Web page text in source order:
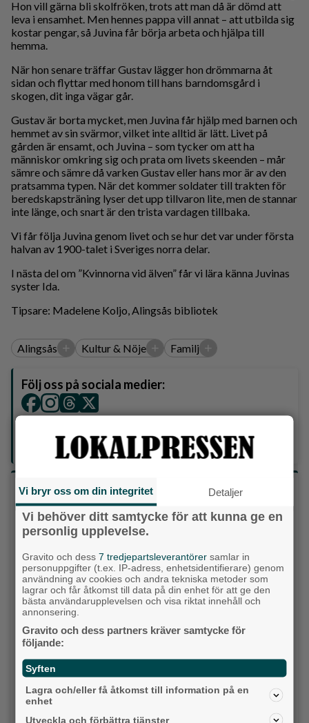
Hon vill gärna bli skolfröken, trots att man då är dömd att
leva i ensamhet. Men hennes pappa vill annat – att utbilda sig
kostar pengar, så Juvina får börja arbeta och hjälpa till
hemma.
När hon senare träffar Gustav lägger hon drömmarna åt
sidan och flyttar med honom till hans barndomsgård i
skogen, dit inga vägar går.
Gustav är borta mycket, men Juvina får hjälp med barnen och
hemmet av sin svärmor, vilket inte alltid är lätt. Livet på
gården är ensamt, och Juvina – som tycker om att ha
människor omkring sig och prata om livets skeenden – mår
sämre och sämre då varken Gustav eller hans mor är av den
pratsamma typen. När det kommer soldater till trakten för
beredskapsträning lyser det upp tillvaron lite, men de stannar
inte länge, och snart är den trista vardagen tillbaka.
Vi får följa Juvina genom livet och se hur det var under första
halvan av 1900-talet i Sveriges norra delar.
I nästa del om ”Kvinnorna vid älven” får vi lära känna Juvinas
syster Ida.
Tipsare: Madelene Koljo, Alingsås bibliotek
Alingsås + Kultur & Nöje + Familj +
Följ oss på sociala medier:
GRATIS!
Lokalpressen, på webben, i brevlådan och sociala medier.
Vilket parti skulle du rösta på om det var val
idag?
Moderaterna
Vänsterpartiet
Sverigedemokraterna
Miljöpartiet
Kristdemokraterna
Centerpartiet
Vi bryr oss om din integritet Detaljer
Vi behöver ditt samtycke för att kunna ge en
personlig upplevelse.
Gravito och dess7 tredjepartsleverantörer samlar in
personuppgifter (t.ex. IP-adress, enhetsidentifierare) genom
användning av cookies och andra tekniska metoder som
lagrar och får åtkomst till data på din enhet för att ge den
bästa användarupplevelsen och visa riktat innehåll och
annonsering.
Gravito och dess partners kräver samtycke för
följande:
Syften
Lagra och/eller få åtkomst till information på en
enhet
Utveckla och förbättra tjänster